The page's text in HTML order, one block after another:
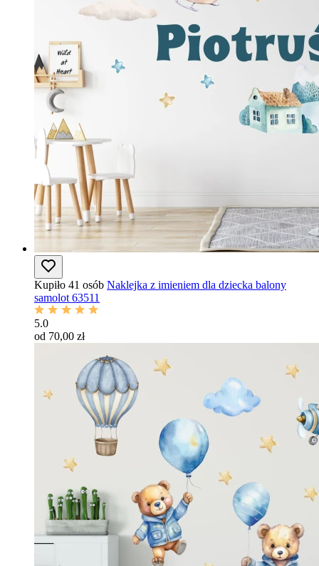
Kupiło 41 osób Naklejka z imieniem dla dziecka balony
samolot 63511
5.0
od 70,00 zł